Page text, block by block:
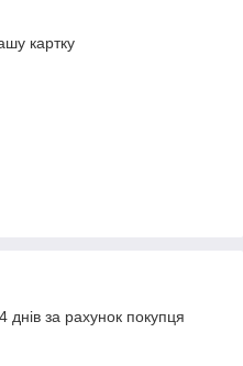
картку
за рахунок покупця